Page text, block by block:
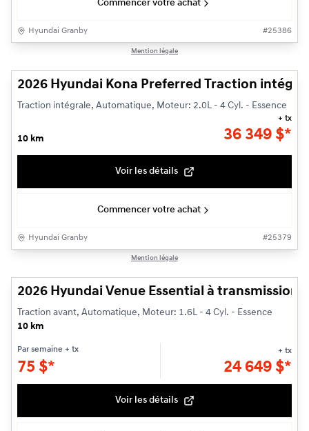
Commencer votre achat
Hyundai Granby #25386
Mention légale
2026 Hyundai Kona Preferred Traction
Traction intégrale, Automatique, Moteur: 2.0L - 4 Cyl. - Essence
10 km 36 349 $*
+ tx
Voir les détails
Commencer votre achat
Hyundai Granby #25379
Mention légale
2026 Hyundai Venue Essential à
Traction avant, Automatique, Moteur: 1.6L - 4 Cyl. - Essence
10 km
Par semaine + tx
75 $*
+ tx
24 649 $*
Voir les détails